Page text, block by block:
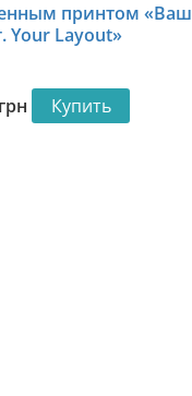
принтом «Ваш
Your Layout»
грн Купить